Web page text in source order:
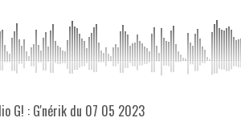
G! : G'nérik du 07 05 2023